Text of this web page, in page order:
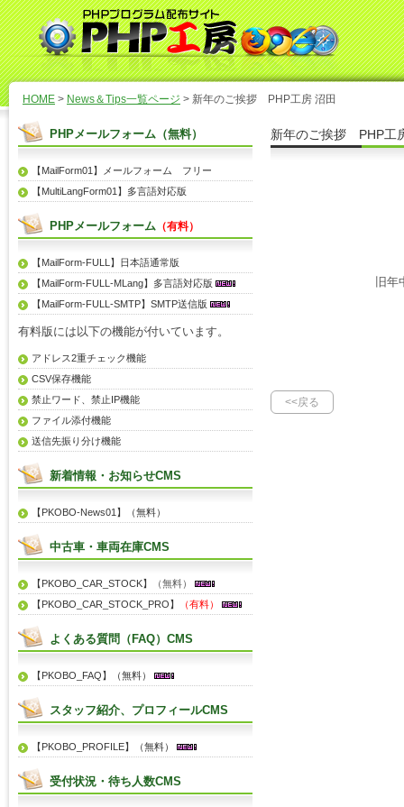
HOME > News＆Tips一覧ページ > 新年のご挨拶 PHP工房 沼田
新年のご挨拶 PHP工
旧
<<戻る
PHPメールフォーム（無料）
【MailForm01】メールフォーム フリー
【MultiLangForm01】多言語対応版
PHPメールフォーム （有料）
【MailForm-FULL】日本語通常版
【MailForm-FULL-MLang】多言語対応版
【MailForm-FULL-SMTP】SMTP送信版
有料版には以下の機能が付いています。
アドレス2重チェック機能
CSV保存機能
禁止ワード、禁止IP機能
ファイル添付機能
送信先振り分け機能
新着情報・お知らせCMS
【PKOBO-News01】（無料）
中古車・車両在庫CMS
【PKOBO_CAR_STOCK】
（無料）
【PKOBO_CAR_STOCK_PRO】
（有料）
よくある質問（FAQ）CMS
【PKOBO_FAQ】（無料）
スタッフ紹介、プロフィールCMS
【PKOBO_PROFILE】（無料）
受付状況・待ち人数CMS